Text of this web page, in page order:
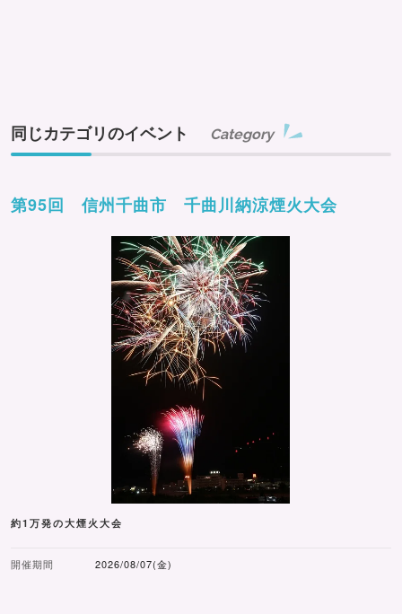
同じカテゴリのイベント Category
第95回 信州千曲市 千曲川納涼煙火大会
約1万発の大煙火大会
開催期間 2026/08/07(金)